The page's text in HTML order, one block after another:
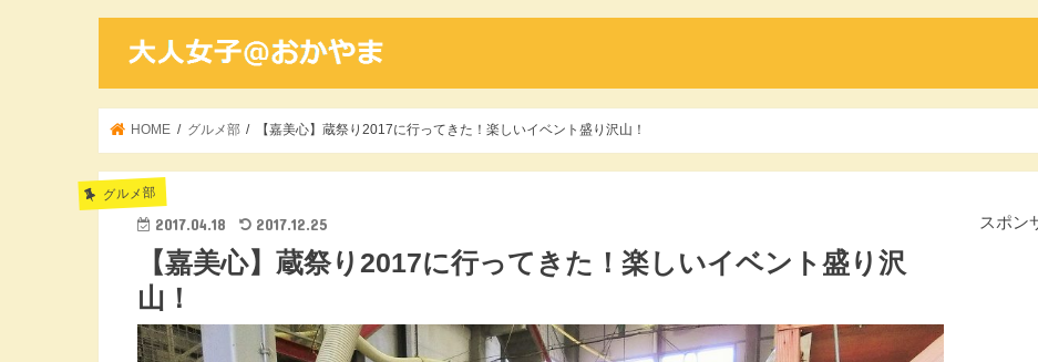
HOME グルメ部 【嘉美心】蔵祭り2017に行ってきた！楽しいイベント盛り沢山！
グルメ部
2017.04.18 2017.12.25
【嘉美心】蔵祭り2017に行ってきた！楽しいイベント盛り沢
山！
スポン